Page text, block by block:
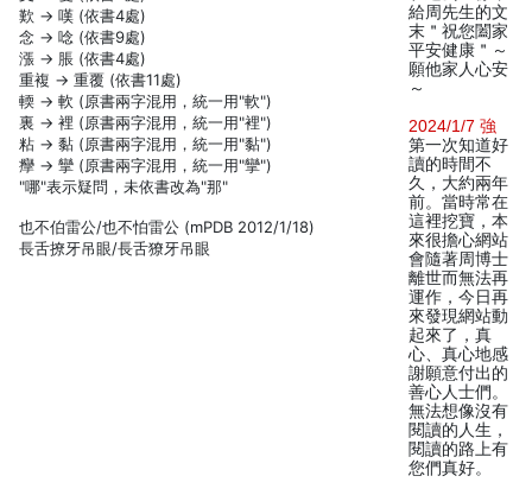
歎 → 嘆 (依書4處)
念 → 唸 (依書9處)
漲 → 脹 (依書4處)
重複 → 重覆 (依書11處)
輭 → 軟 (原書兩字混用，統一用"軟")
裏 → 裡 (原書兩字混用，統一用"裡")
粘 → 黏 (原書兩字混用，統一用"黏")
癴 → 攣 (原書兩字混用，統一用"攣")
"哪"表示疑問，未依書改為"那"
也不伯雷公/也不怕雷公 (mPDB 2012/1/18)
長舌撩牙吊眼/長舌獠牙吊眼
給周先生的文
末＂祝您闔家
平安健康＂～
願他家人心安
～
2024/1/7 強
第一次知道好
讀的時間不
久，大約兩年
前。當時常在
這裡挖寶，本
來很擔心網站
會隨著周博士
離世而無法再
運作，今日再
來發現網站動
起來了，真
心、真心地感
謝願意付出的
善心人士們。
無法想像沒有
閱讀的人生，
閱讀的路上有
您們真好。